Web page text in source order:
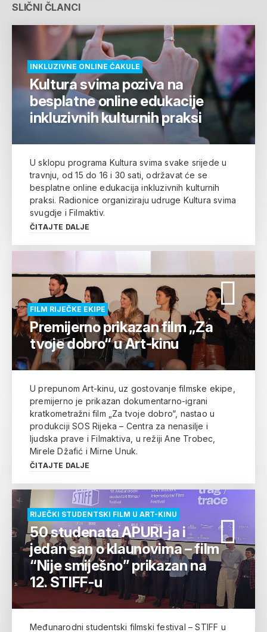
SLIČNI ČLANCI
INKLUZIVNE ONLINE ĆAKULE
Kultura svima poziva na
besplatne online edukacije
inkluzivnih kulturnih praksi
U sklopu programa Kultura svima svake srijede u
travnju, od 15 do 16 i 30 sati, održavat će se
besplatne online edukacija inkluzivnih kulturnih
praksi. Radionice organiziraju udruge Kultura svima
svugdje i Filmaktiv.
ČITAJTE DALJE
FILM RIJEČKE EKIPE
Premijerno prikazan film „Za
tvoje dobro“ u Art-kinu
U prepunom Art-kinu, uz gostovanje filmske ekipe,
premijerno je prikazan dokumentarno-igrani
kratkometražni film „Za tvoje dobro“, nastao u
produkciji SOS Rijeka – Centra za nenasilje i
ljudska prave i Filmaktiva, u režiji Ane Trobec,
Mirele Džafić i Mirne Unuk.
ČITAJTE DALJE
RIJEČKI STUDENTSKI FILM U ART-KINU
50 studenata APURI-ja i
jedan san o klaunovima – film
“Nije smiješno” prikazan na
12. STIFF-u
Međunarodni studentski filmski festival – STIFF u